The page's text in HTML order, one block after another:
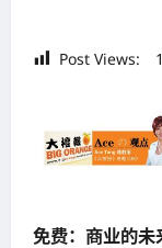
Post Views:
免费：商业的未